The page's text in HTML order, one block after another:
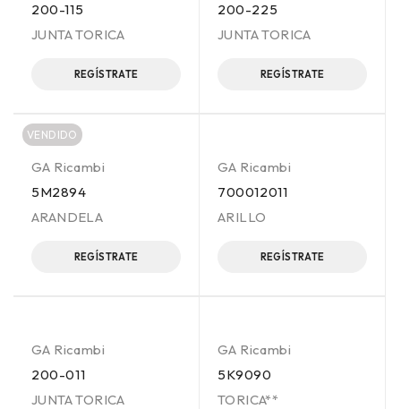
200-115
JUNTA TORICA
REGÍSTRATE
200-225
JUNTA TORICA
REGÍSTRATE
VENDIDO
GA Ricambi
5M2894
ARANDELA
REGÍSTRATE
GA Ricambi
700012011
ARILLO
REGÍSTRATE
GA Ricambi
200-011
JUNTA TORICA
GA Ricambi
5K9090
TORICA**